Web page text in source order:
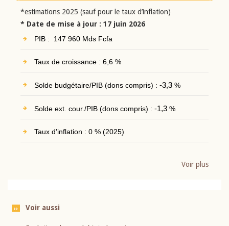
*estimations 2025 (sauf pour le taux d’inflation)
* Date de mise à jour : 17 juin 2026
PIB : 147 960 Mds Fcfa
Taux de croissance : 6,6 %
Solde budgétaire/PIB (dons compris) : -3,3%
Solde ext. cour./PIB (dons compris) : -1,3%
Taux d'inflation : 0 % (2025)
Voir plus
Voir aussi